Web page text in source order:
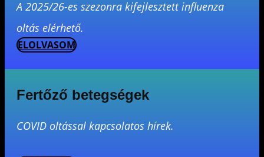
A 2025/26-es szezonra kifejlesztett influenza
oltás elérhető.
ELOLVASOM
Fertőző betegségek
COVID oltással kapcsolatos hírek.